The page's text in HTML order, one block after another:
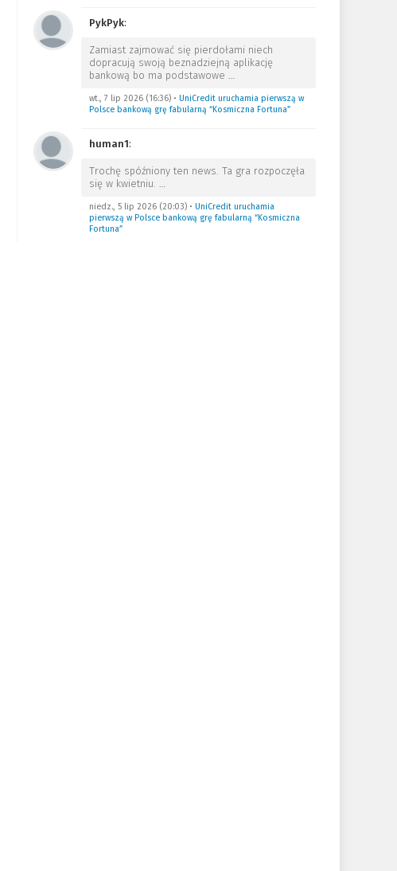
PykPyk:
Zamiast zajmować się pierdołami niech
dopracują swoją beznadziejną aplikację
bankową bo ma podstawowe …
wt., 7 lip 2026 (16:36)• UniCredit uruchamia pierwszą w
Polsce bankową grę fabularną “Kosmiczna Fortuna”
human1:
Trochę spóźniony ten news. Ta gra rozpoczęła
się w kwietniu. …
niedz., 5 lip 2026 (20:03)• UniCredit uruchamia
pierwszą w Polsce bankową grę fabularną “Kosmiczna
Fortuna”